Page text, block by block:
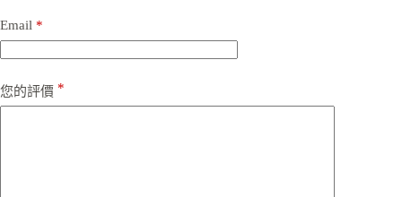
Email *
您的評價 *